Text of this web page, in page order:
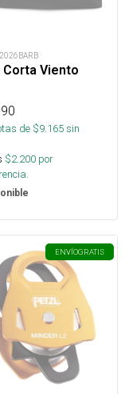
Corta Viento
de $9.165sin
$2.200 por
ENVÍOGRATIS